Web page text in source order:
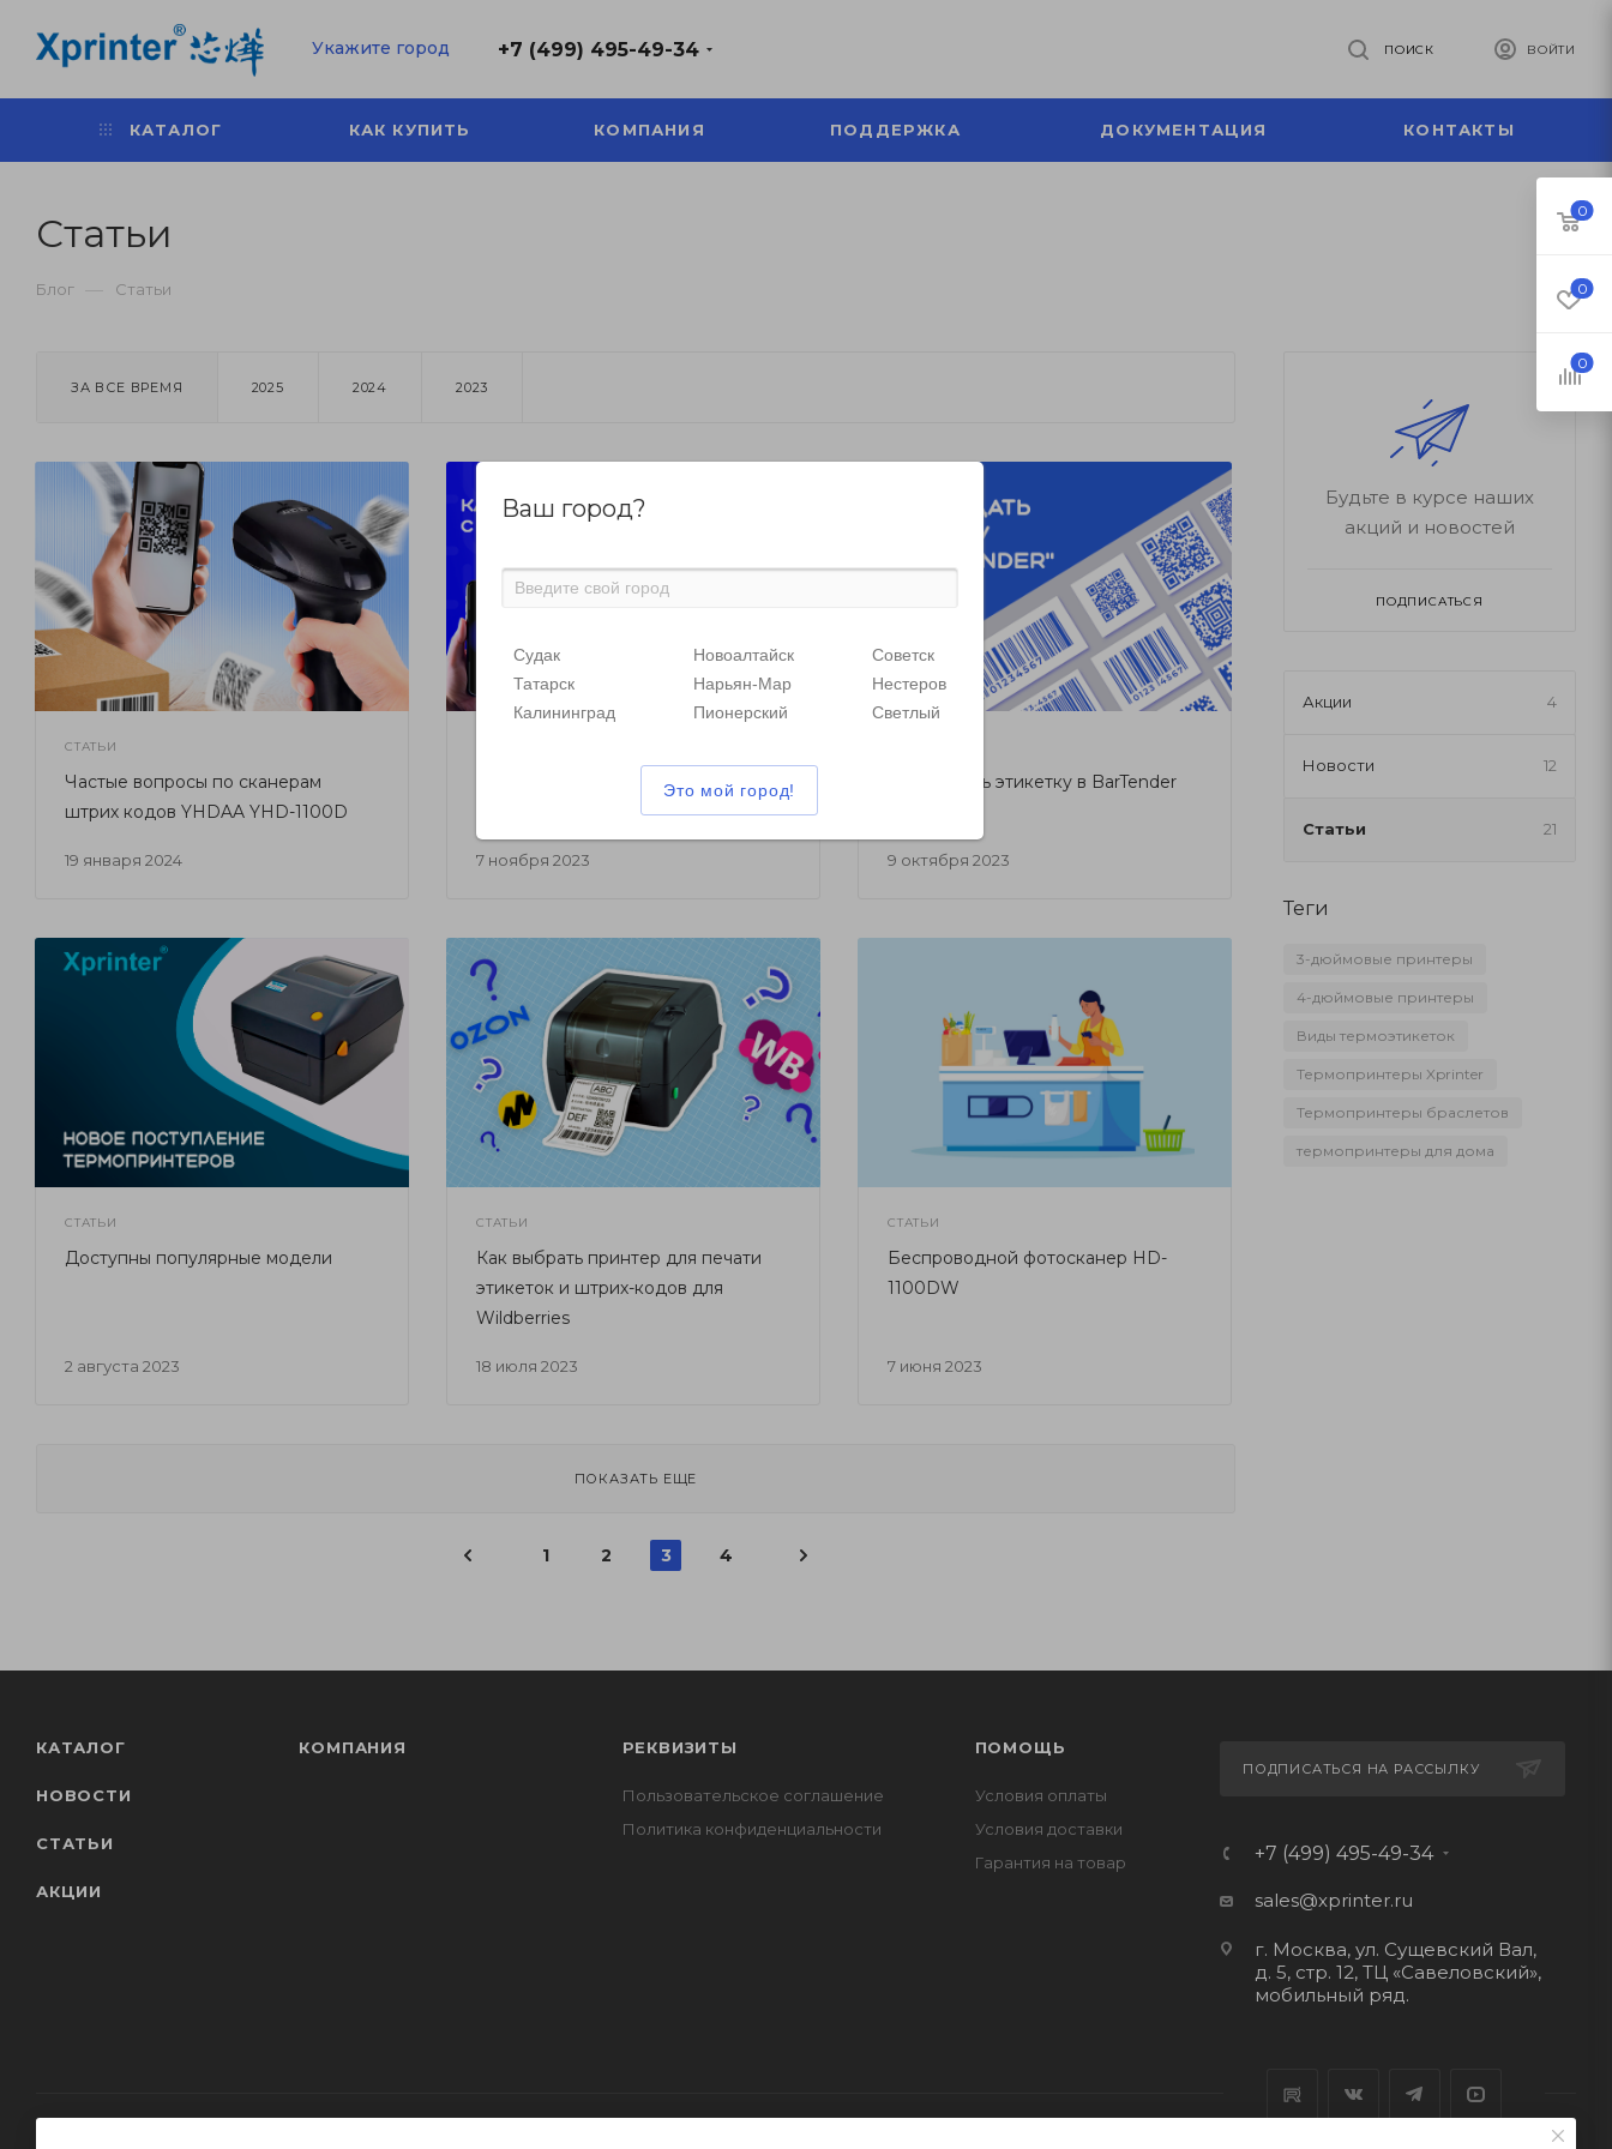
Укажите город
Ваш город?
Судак
Татарск
Калининград
Новоалтайск
Нарьян-Мар
Пионерский
Советск
Нестеров
Светлый
+7 (499) 495-49-34 ВОЙТИ
ПОИСК
КАТАЛОГ КАК КУПИТЬ КОМПАНИЯ ПОДДЕРЖКА ДОКУМЕНТАЦИЯ КОНТАКТЫ
Статьи
Блог Статьи
ЗА ВСЕ ВРЕМЯ 2025 2024 2023
СТАТЬИ
19 января 2024
Частые вопросы по сканерам
штрих кодов YHDAA YHD-1100D
7 ноября 2023
Как настроить принтеры с
9 октября 2023
Как создать этикетку в BarTender
СТАТЬИ
2 августа 2023
Доступны популярные модели
СТАТЬИ
18 июля 2023
Как выбрать принтер для печати
этикеток и штрих-кодов для
Wildberries
СТАТЬИ
7 июня 2023
Беспроводной фотосканер HD-
1100DW
ПОКАЗАТЬ ЕЩЕ
1 2 3 4
Будьте в курсе наших
акций и новостей
ПОДПИСАТЬСЯ
Акции 4
Новости 12
Статьи 21
Теги
3-дюймовые принтеры
4-дюймовые принтеры
Виды термоэтикеток
Термопринтеры Xprinter
Термопринтеры браслетов
термопринтеры для дома
КАТАЛОГ
НОВОСТИ
СТАТЬИ
АКЦИИ
КОМПАНИЯ РЕКВИЗИТЫ
Пользовательское соглашение
Политика конфиденциальности
ПОМОЩЬ
Условия оплаты
Условия доставки
Гарантия на товар
ПОДПИСАТЬСЯ НА РАССЫЛКУ
+7 (499) 495-49-34
sales@xprinter.ru
г. Москва, ул. Сущевский Вал,
д. 5, стр. 12, ТЦ «Савеловский»,
мобильный ряд.
0
0
0